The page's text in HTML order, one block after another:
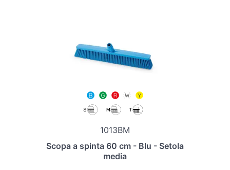
1013BM
Scopa a spinta 60 cm - Blu - Setola
media